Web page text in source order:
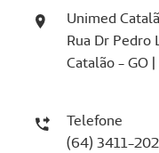
Unimed
Rua Dr Pedro
Catalão - GO
Telefone
(64) 3411-